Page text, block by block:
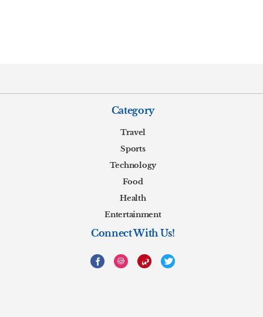
Category
Travel
Sports
Technology
Food
Health
Entertainment
Connect With Us!